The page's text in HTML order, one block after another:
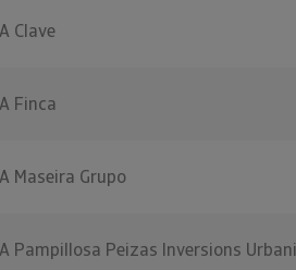
A Clave
A Finca
A Maseira Grupo
A Pampillosa Peizas Inversions